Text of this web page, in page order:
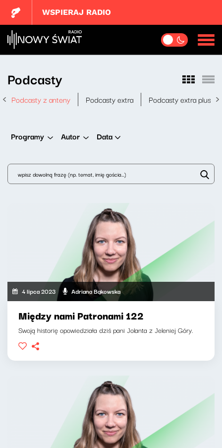
WSPIERAJ RADIO
Podcasty
Podcasty z anteny Podcasty extra Podcasty extra plus
Programy Autor Data
4 lipca 2023 Adriana Bąkowska
Między nami Patronami 122
Swoją historię opowiedziała dziś pani Jolanta z Jeleniej Góry.